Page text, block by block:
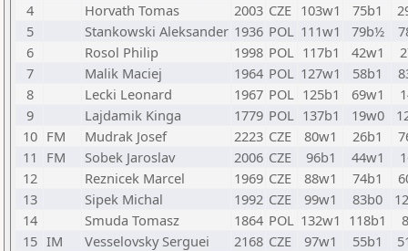
4
Horvath Tomas 2003 CZE 103w1 75b1
5
Stankowski Aleksander 1936 POL 111w1 79b½
6
Rosol Philip 1998 POL 117b1 42w1
7
Malik Maciej 1964 POL 127w1 58b1
8
Lecki Leonard 1967 POL 125b1 69w1
9
Lajdamik Kinga 1779 POL 137b1 19w0
10 FM Mudrak Josef 2223 CZE 80w1 26b1
11
FM Sobek Jaroslav 2006 CZE 96b1 44w1
12
Reznicek Marcel 1969 CZE 88w1 74b1
13
Sipek Michal 1992 CZE 99w1 83b0
14
Smuda Tomasz 1864 POL 132w1 118b1
15 IM Vesselovsky Serguei 2168 CZE 97w1 55b1